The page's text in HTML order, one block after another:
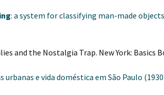
: a system for classifying man-made objects
and the Nostalgia Trap. New York: Basics
e vida doméstica em São Paulo